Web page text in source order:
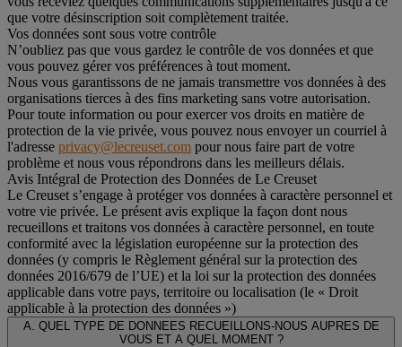
que votre désinscription soit complètement traitée.
Vos données sont sous votre contrôle
N’oubliez pas que vous gardez le contrôle de vos données et que
vous pouvez gérer vos préférences à tout moment.
Nous vous garantissons de ne jamais transmettre vos données à des
organisations tierces à des fins marketing sans votre autorisation.
Pour toute information ou pour exercer vos droits en matière de
protection de la vie privée, vous pouvez nous envoyer un courriel à
l'adresse privacy@lecreuset.com pour nous faire part de votre
problème et nous vous répondrons dans les meilleurs délais.
Avis Intégral de Protection des Données de Le Creuset
Le Creuset s’engage à protéger vos données à caractère personnel et
votre vie privée. Le présent avis explique la façon dont nous
recueillons et traitons vos données à caractère personnel, en toute
conformité avec la législation européenne sur la protection des
données (y compris le Règlement général sur la protection des
données 2016/679 de l’UE) et la loi sur la protection des données
applicable dans votre pays, territoire ou localisation (le « Droit
applicable à la protection des données »)
A. QUEL TYPE DE DONNEES RECUEILLONS-NOUS AUPRES DE
VOUS ET A QUEL MOMENT ?